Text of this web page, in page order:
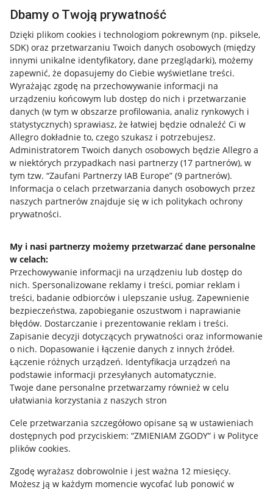
Dbamy o Twoją prywatność
Dzięki plikom cookies i technologiom pokrewnym (np. piksele,
SDK) oraz przetwarzaniu Twoich danych osobowych (między
innymi unikalne identyfikatory, dane przeglądarki), możemy
zapewnić, że dopasujemy do Ciebie wyświetlane treści.
Wyrażając zgodę na przechowywanie informacji na
urządzeniu końcowym lub dostęp do nich i przetwarzanie
danych (w tym w obszarze profilowania, analiz rynkowych i
statystycznych) sprawiasz, że łatwiej będzie odnaleźć Ci w
Allegro dokładnie to, czego szukasz i potrzebujesz.
Administratorem Twoich danych osobowych będzie Allegro a
w niektórych przypadkach nasi partnerzy (17 partnerów), w
tym tzw. “Zaufani Partnerzy IAB Europe” (9 partnerów).
Informacja o celach przetwarzania danych osobowych przez
naszych partnerów znajduje się w ich politykach ochrony
prywatności.
My i nasi partnerzy możemy przetwarzać dane personalne
w celach:
Przechowywanie informacji na urządzeniu lub dostęp do
nich. Spersonalizowane reklamy i treści, pomiar reklam i
treści, badanie odbiorców i ulepszanie usług. Zapewnienie
bezpieczeństwa, zapobieganie oszustwom i naprawianie
błędów. Dostarczanie i prezentowanie reklam i treści.
Zapisanie decyzji dotyczących prywatności oraz informowanie
o nich. Dopasowanie i łączenie danych z innych źródeł.
Łączenie różnych urządzeń. Identyfikacja urządzeń na
podstawie informacji przesyłanych automatycznie.
Twoje dane personalne przetwarzamy również w celu
ułatwiania korzystania z naszych stron
Cele przetwarzania szczegółowo opisane są w ustawieniach
dostępnych pod przyciskiem: “ZMIENIAM ZGODY” i w Polityce
plików cookies.
Zgodę wyrażasz dobrowolnie i jest ważna 12 miesięcy.
Możesz ją w każdym momencie wycofać lub ponowić w
Przydatne informacje
Jak to działa
Napisz do nas
Allegro Gadane dla sprzedających
Allegro Gadane dla kupujących
Mapa miejscowości
Informacje prawne
Regulamin
Ustawienia plików "cookies"
Informacje dla Aktu o Usługach Cyfrowych